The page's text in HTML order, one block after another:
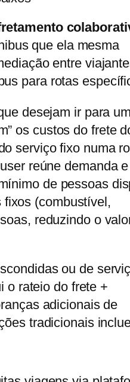
que ela mesma
entre
para rotas
desejam ir para um
os custos do frete
serviço fixo numa
reúne demanda e
de pessoas
fixos (combustível,
reduzindo o
ou de
o rateio do frete +
adicionais de
tradicionais